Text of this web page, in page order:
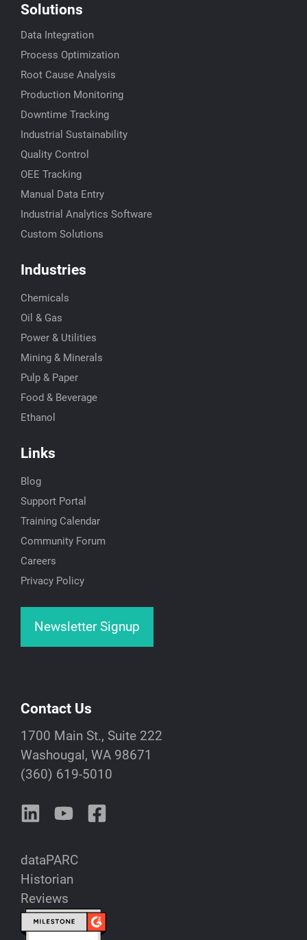
Contact Us
1700 Main St., Suite 222
Washougal, WA 98671
(360) 619-5010
dataPARC
Historian
Reviews
Solutions
Data Integration
Process Optimization
Root Cause Analysis
Production Monitoring
Downtime Tracking
Industrial Sustainability
Quality Control
OEE Tracking
Manual Data Entry
Industrial Analytics Software
Custom Solutions
Industries
Chemicals
Oil & Gas
Power & Utilities
Mining & Minerals
Pulp & Paper
Food & Beverage
Ethanol
Links
Blog
Support Portal
Training Calendar
Community Forum
Careers
Privacy Policy
Newsletter Signup